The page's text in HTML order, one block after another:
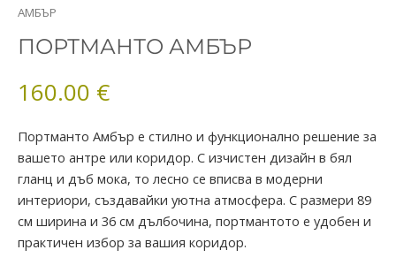
АМБЪР
ПОРТМАНТО АМБЪР
160.00 €
Портманто Амбър е стилно и функционално решение за
вашето антре или коридор. С изчистен дизайн в бял
гланц и дъб мока, то лесно се вписва в модерни
интериори, създавайки уютна атмосфера. С размери 89
см ширина и 36 см дълбочина, портмантото е удобен и
практичен избор за вашия коридор.
за
АМБЪР